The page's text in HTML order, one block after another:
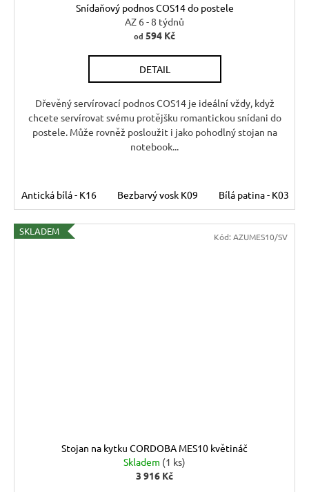
Snídaňový podnos COS14 do postele
AZ 6 - 8 týdnů
od 594 Kč
DETAIL
Dřevěný servírovací podnos COS14 je ideální vždy, když
chcete servírovat svému protějšku romantickou snídani do
postele. Může rovněž posloužit i jako pohodlný stojan na
notebook...
Antická bílá - K16 Bezbarvý vosk K09 Bílá patina - K03
SKLADEM
Stojan na kytku CORDOBA MES10 květináč
Skladem (1 ks)
3 916 Kč
Kód: AZUMES10/SV